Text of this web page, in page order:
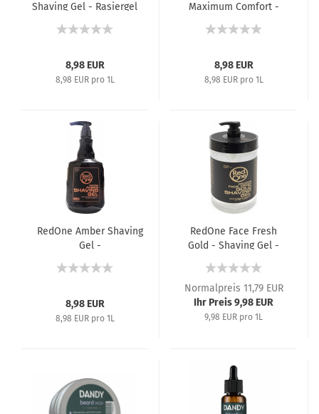
Shaving Gel - Rasiergel
8,98 EUR
8,98 EUR pro 1L
Maximum Comfort -
8,98 EUR
8,98 EUR pro 1L
RedOne Amber Shaving
Gel -
Rasiergel - 1000 ml
8,98 EUR
8,98 EUR pro 1L
RedOne Face Fresh
Gold - Shaving Gel -
Normalpreis 11,79 EUR
Ihr Preis 9,98 EUR
9,98 EUR pro 1L